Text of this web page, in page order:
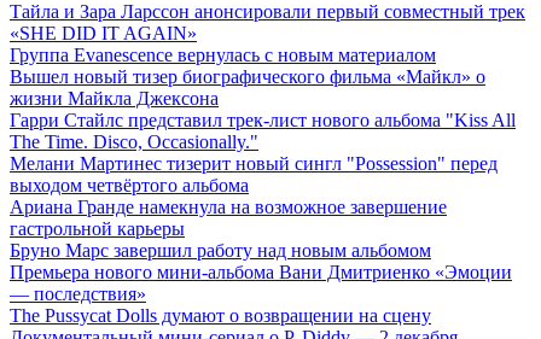
Тайла и Зара Ларссон анонсировали первый совместный трек
«SHE DID IT AGAIN»
Группа Evanescence вернулась с новым материалом
Вышел новый тизер биографического фильма «Майкл» о
жизни Майкла Джексона
Гарри Стайлс представил трек-лист нового альбома "Kiss All
The Time. Disco, Occasionally."
Мелани Мартинес тизерит новый сингл "Possession" перед
выходом четвёртого альбома
Ариана Гранде намекнула на возможное завершение
гастрольной карьеры
Бруно Марс завершил работу над новым альбомом
Премьера нового мини-альбома Вани Дмитриенко «Эмоции
— последствия»
The Pussycat Dolls думают о возвращении на сцену